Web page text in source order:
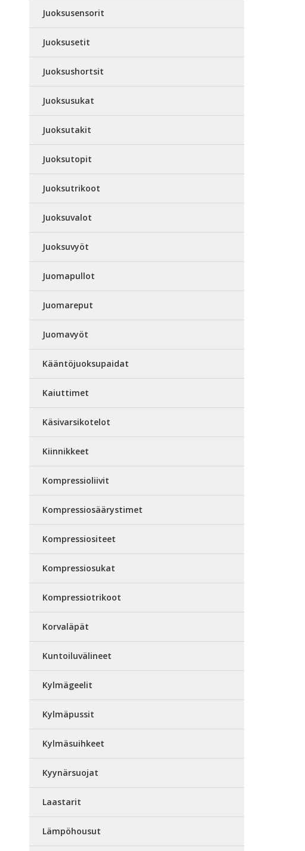
Juoksusensorit
Juoksusetit
Juoksushortsit
Juoksusukat
Juoksutakit
Juoksutopit
Juoksutrikoot
Juoksuvalot
Juoksuvyöt
Juomapullot
Juomareput
Juomavyöt
Kääntöjuoksupaidat
Kaiuttimet
Käsivarsikotelot
Kiinnikkeet
Kompressioliivit
Kompressiosäärystimet
Kompressiositeet
Kompressiosukat
Kompressiotrikoot
Korvaläpät
Kuntoiluvälineet
Kylmägeelit
Kylmäpussit
Kylmäsuihkeet
Kyynärsuojat
Laastarit
Lämpöhousut